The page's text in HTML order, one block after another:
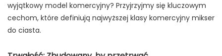
wyjątkowy model komercyjny? Przyjrzyjmy się kluczowym
cechom, które definiują najwyższej klasy komercyjny mikser
do ciasta.